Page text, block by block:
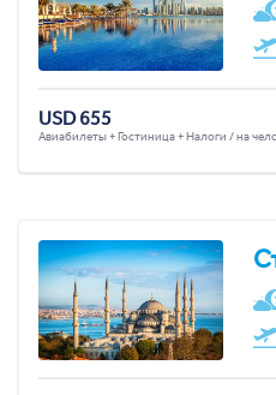
USD 655
Авиабилеты + Гостиница + Налоги / на